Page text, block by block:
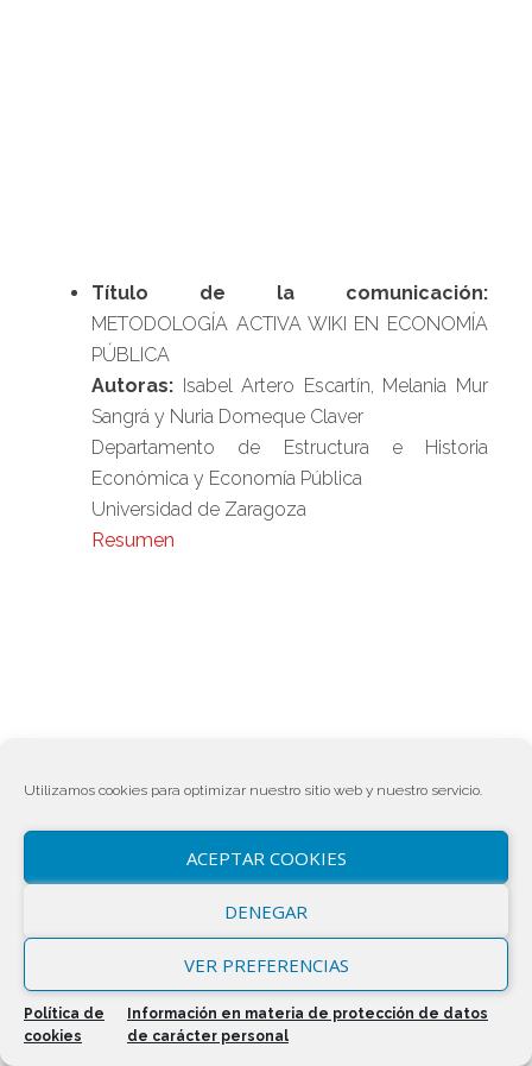
Utilizamos cookies para optimizar nuestro sitio web y nuestro servicio.
ACEPTAR COOKIES
DENEGAR
VER PREFERENCIAS
Política de
cookies
Información en materia de protección de datos
de carácter personal
Título de la comunicación:
METODOLOGÍA ACTIVA WIKI EN ECONOMÍA
PÚBLICA
Autoras: Isabel Artero Escartín, Melania Mur
Sangrá y Nuria Domeque Claver
Departamento de Estructura e Historia
Económica y Economía Pública
Universidad de Zaragoza
Resumen